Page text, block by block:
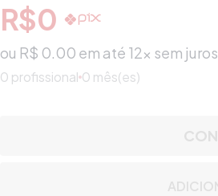
R$0
ou R$ 0.00 em até 12x sem juros
0 profissional 0 mês(es)